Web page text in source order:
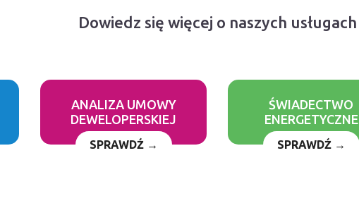
Dowiedz się więcej o naszych usługach
ANALIZA UMOWY
DEWELOPERSKIEJ
SPRAWDŹ →
ŚWIADECTWO
ENERGETYCZNE
SPRAWDŹ →